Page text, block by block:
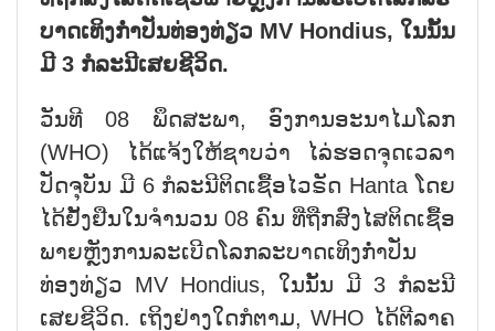
ບາດ​ເທິງ​ກ່ຳ​ປັ່ນ​ທ່ອງ​ທ່ຽວ MV Hondius, ໃນ​ນັ້ນ​
ມີ 3 ກໍ​ລະ​ນີ​ເສຍ​ຊີ​ວິດ.
ວັນ​ທີ 08 ພຶດ​ສະ​ພາ, ອົງ​ການ​ອະ​ນາ​ໄມ​ໂລກ
(WHO) ໄດ້​ແຈ້ງ​ໃຫ້​ຊາບ​ວ່າ ໄລ່​ຮອດ​ຈຸດ​ເວ​ລາ​
ປັດ​ຈຸ​ບັນ ມີ 6 ກໍ​ລະ​ນີ​ຕິດ​ເຊື້ອ​ໄວ​ຣັດ Hanta ໂດຍ​
ໄດ້​ຢັ້ງ​ຢືນ​ໃນ​ຈຳ​ນວນ 08 ຄົນ ທີ່​ຖືກ​ສົງ​ໄສ​ຕິດ​ເຊື້ອ​
ພາຍຫຼັງ​ການ​ລະ​ເບີດ​ໂລກ​ລະ​ບາດ​ເທິງ​ກ່ຳ​ປັ່ນ​
ທ່ອງ​ທ່ຽວ MV Hondius, ໃນ​ນັ້ນ​ ມີ 3 ກໍ​ລະ​ນີ​
ເສຍ​ຊີ​ວິດ. ເຖິງ​ຢ່າງ​ໃດ​ກໍ​ຕາມ, WHO ໄດ້​ຕີ​ລາ​ຄ​